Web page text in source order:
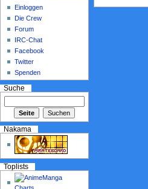
Einloggen
Die Crew
Forum
IRC-Chat
Facebook
Twitter
Spenden
Suche
Nakama
Toplists